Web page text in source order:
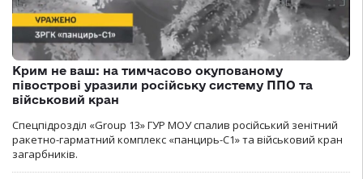
Крим не ваш: на тимчасово окупованому
півострові уразили російську систему ППО та
військовий кран
Спецпідрозділ «Group 13» ГУР МОУ спалив російський зенітний
ракетно-гарматний комплекс «панцирь-С1» та військовий кран
загарбників.